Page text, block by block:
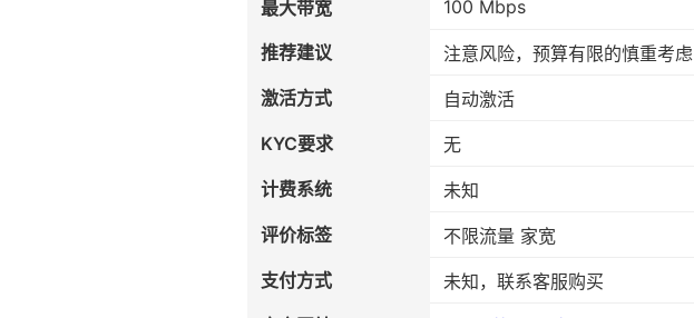
最大带宽 100 Mbps
推荐建议
注意风险，预算有限的慎重考虑
激活方式
自动激活
KYC要求
无
计费系统
未知
评价标签
不限流量 家宽
支付方式
未知，联系客服购买